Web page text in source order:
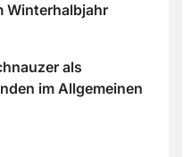
Winterhalbjahr
als
im Allgemeinen